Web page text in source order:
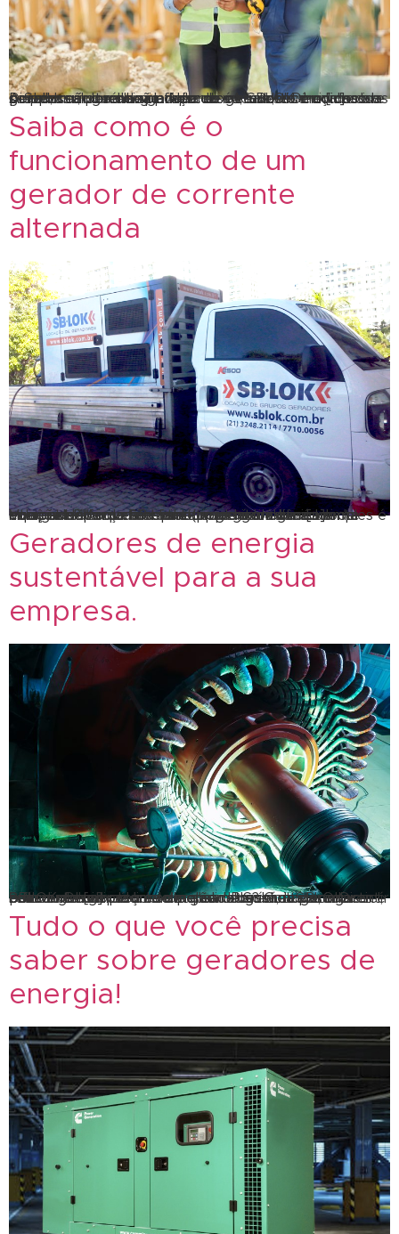
A Sblok não te deixa no escuro. A SBLOK é conhecida por possuir uma ampla linha de geradores movidos a Diesel, com o melhor preço do mercado! Decidir sobre o melhor aluguel de geradores é realmente um caso a se pensar, porém não fique no escuro, conheça nossos geradores de energia. Além disso, investir em […]
Saiba como é o
funcionamento de um
gerador de corrente
alternada
Você sabe como funciona um gerador de corrente alternada? Ainda não sabe o que é um gerador de corrente alternada? este tipo de gerador é um equipamento que converte energia mecânica em energia elétrica. Seu funcionamento é baseado na indução de força eletromotriz: o modelo mais simples é composto por uma espira (tipo de circuito […]
Geradores de energia
sustentável para a sua
empresa.
Pensou em geradores de qualidade? Conte com a SBLOK. Decidir sobre o melhor aluguel de geradores é realmente um caso a se pensar. Porém, a SBLOK possui uma ampla linha de geradores movidos a Diesel, com o melhor preço do mercado! Sobretudo, investir em um gerador é uma decisão necessária para garantir o fluxo de […]
Tudo o que você precisa
saber sobre geradores de
energia!